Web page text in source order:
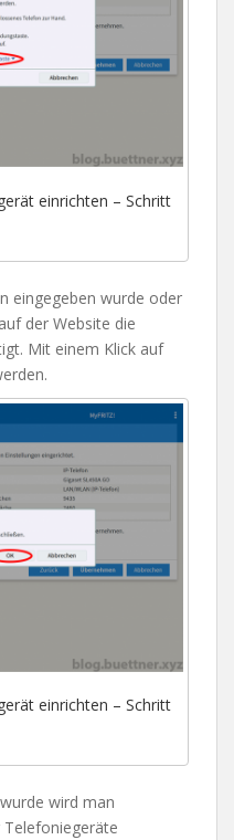
einrichten – Schritt
eingegeben wurde oder
der Website die
Mit einem Klick auf
einrichten – Schritt
wird man